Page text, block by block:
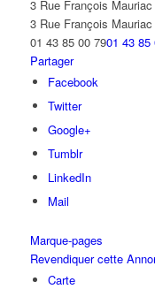
3 Rue François
3 Rue François Mauriac
01 43 85 00 7901 43 85
Partager
Facebook
Twitter
Google+
Tumblr
LinkedIn
Mail
Marque-pages
Revendiquer cette
Carte